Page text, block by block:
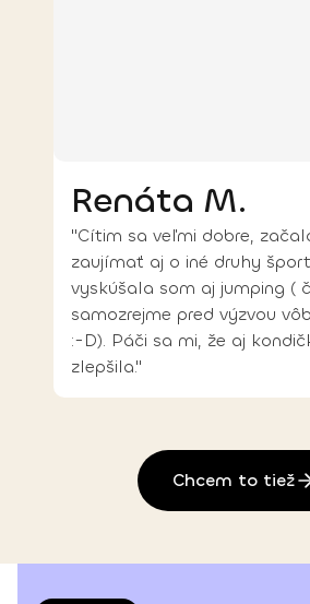
Renáta M.
"Cítim sa veľmi dobre,
zaujímať aj o iné druhy
vyskúšala som aj jumping (
samozrejme pred výzvou
:-D). Páči sa mi, že aj
zlepšila."
Chcem to tiež